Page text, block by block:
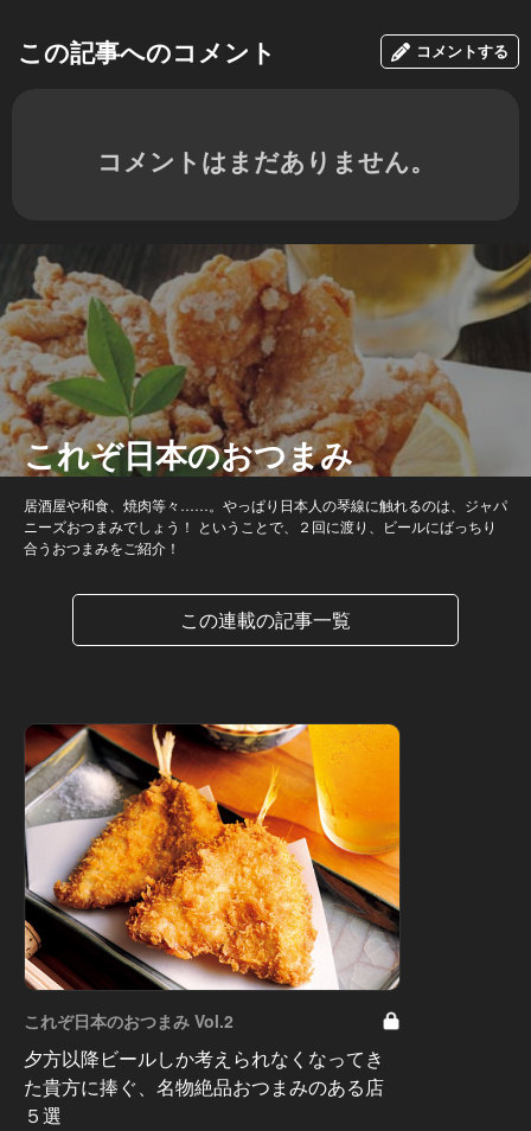
この記事へのコメント コメントする
コメントはまだありません。
これぞ日本のおつまみ
居酒屋や和食、焼肉等々……。やっぱり日本人の琴線に触れるのは、ジャパ
ニーズおつまみでしょう！ ということで、２回に渡り、ビールにばっちり
合うおつまみをご紹介！
この連載の記事一覧
これぞ日本のおつまみ Vol.2
夕方以降ビールしか考えられなくなってき
た貴方に捧ぐ、名物絶品おつまみのある店
５選